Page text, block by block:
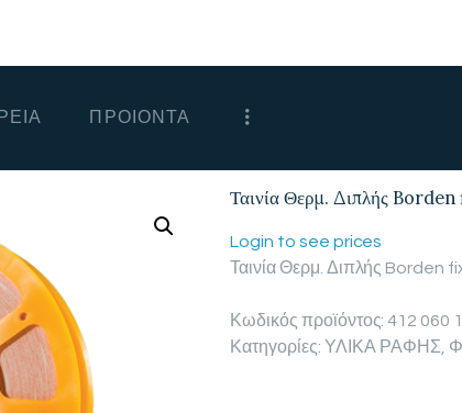
ΠΡΟΙΟΝΤΑ
ΕΠΙΚΟΙΝΩΝΙΑ
ΧΟΝΔΡΙΚΗ
ΕΛΛΗΝΙΚΆ
Ταινία Θερμ. Διπλής
Login to see prices
Ταινία Θερμ. Διπλής Borden
Κωδικός προϊόντος: 412 060
Κατηγορίες: ΥΛΙΚΑ ΡΑΦΗΣ,